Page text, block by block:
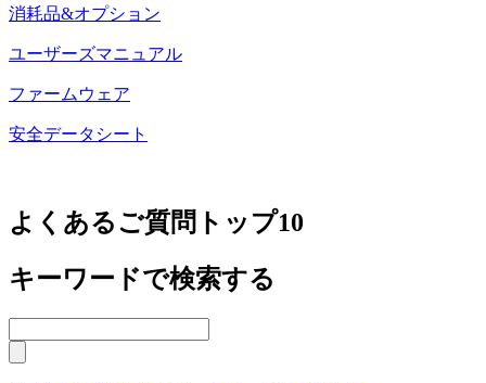
消耗品&オプション
ユーザーズマニュアル
ファームウェア
安全データシート
よくあるご質問トップ10
キーワードで検索する